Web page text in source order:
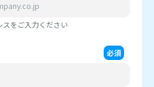
をご入力ください
必須